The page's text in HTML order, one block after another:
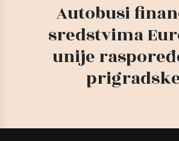
Autobusi
sredstvima
unije